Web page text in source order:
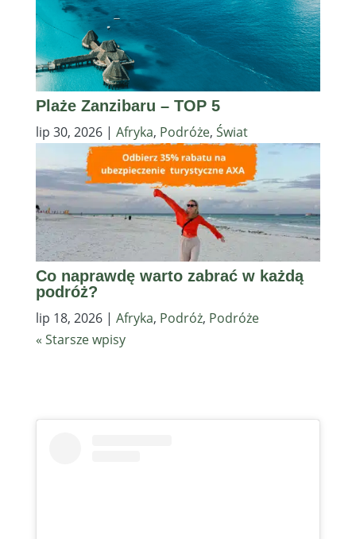
Plaże Zanzibaru – TOP 5
lip 30, 2026| Afryka, Podróże, Świat
Co naprawdę warto zabrać w każdą
podróż?
lip 18, 2026| Afryka, Podróż, Podróże
« Starsze wpisy